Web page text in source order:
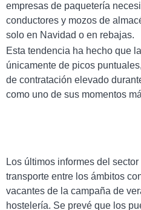
empresas de paquetería
conductores y mozos de
solo en Navidad o en rebajas.
Esta tendencia ha hecho que
únicamente de picos
de contratación elevado
como uno de sus momentos
Los últimos informes del
transporte entre los ámbitos
vacantes de la campaña de
hostelería. Se prevé que los